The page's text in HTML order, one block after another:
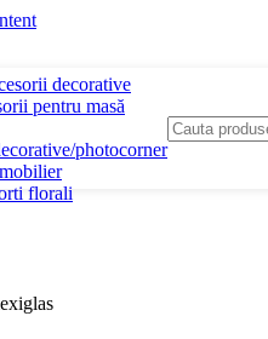
decorative
pentru masă
photocorner
florali